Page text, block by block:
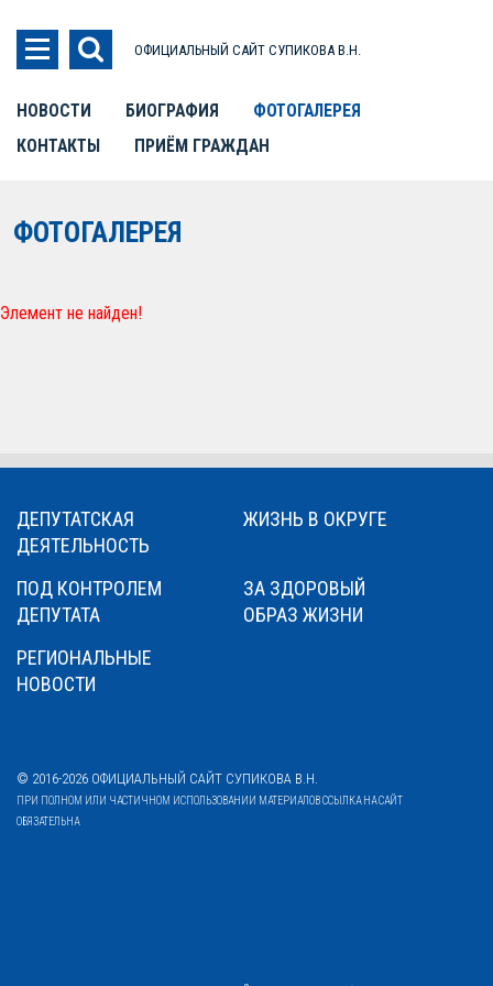
ОФИЦИАЛЬНЫЙ САЙТ СУПИКОВА В.Н.
НОВОСТИ БИОГРАФИЯ
ФОТОГАЛЕРЕЯ
КОНТАКТЫ
ПРИЁМ ГРАЖДАН
ФОТОГАЛЕРЕЯ
Элемент не найден!
ДЕПУТАТСКАЯ
ДЕЯТЕЛЬНОСТЬ
ЖИЗНЬ В ОКРУГЕ
ПОД КОНТРОЛЕМ
ДЕПУТАТА
ЗА ЗДОРОВЫЙ
ОБРАЗ ЖИЗНИ
РЕГИОНАЛЬНЫЕ
НОВОСТИ
© 2016-2026 ОФИЦИАЛЬНЫЙ САЙТ СУПИКОВА В.Н.
ПРИ ПОЛНОМ ИЛИ ЧАСТИЧНОМ ИСПОЛЬЗОВАНИИ МАТЕРИАЛОВ ССЫЛКА НА САЙТ
ОБЯЗАТЕЛЬНА